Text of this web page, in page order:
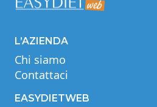
L’AZIENDA
Chi siamo
Contattaci
EASYDIETWEB